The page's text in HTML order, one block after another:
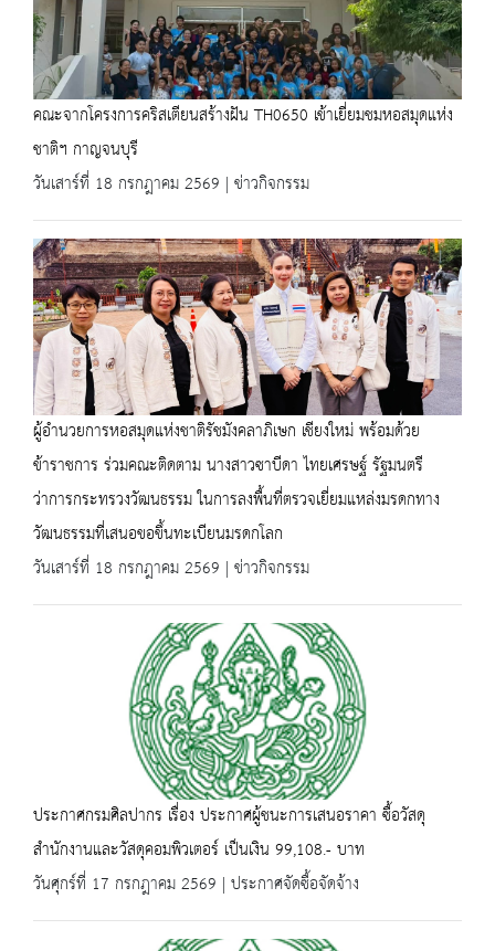
คณะจากโครงการคริสเตียนสร้างฝัน TH0650 เข้าเยี่ยมชมหอสมุดแห่ง
ชาติฯ กาญจนบุรี
วันเสาร์ที่ 18 กรกฎาคม 2569 | ข่าวกิจกรรม
ผู้อำนวยการหอสมุดแห่งชาติรัชมังคลาภิเษก เชียงใหม่ พร้อมด้วย
ข้าราชการ ร่วมคณะติดตาม นางสาวซาบีดา ไทยเศรษฐ์ รัฐมนตรี
ว่าการกระทรวงวัฒนธรรม ในการลงพื้นที่ตรวจเยี่ยมแหล่งมรดกทาง
วัฒนธรรมที่เสนอขอขึ้นทะเบียนมรดกโลก
วันเสาร์ที่ 18 กรกฎาคม 2569 | ข่าวกิจกรรม
ประกาศกรมศิลปากร เรื่อง ประกาศผู้ชนะการเสนอราคา ซื้อวัสดุ
สำนักงานและวัสดุคอมพิวเตอร์ เป็นเงิน 99,108.- บาท
วันศุกร์ที่ 17 กรกฎาคม 2569 | ประกาศจัดซื้อจัดจ้าง